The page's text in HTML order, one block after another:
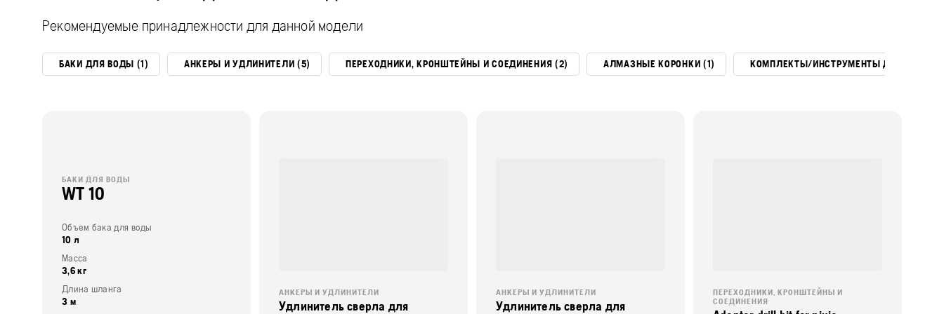
Рекомендуемые принадлежности для данной модели
БАКИ ДЛЯ ВОДЫ (1) АНКЕРЫ И УДЛИНИТЕЛИ (5) ПЕРЕХОДНИКИ, КРОНШТЕЙНЫ И СОЕДИНЕНИЯ (2) АЛМАЗНЫЕ КОРОНКИ (1) КОМПЛЕКТЫ/ИНСТРУМЕНТЫ ДЛЯ
БАКИ ДЛЯ ВОДЫ
WT 10
Объем бака для воды
10 л
Масса
3,6 кг
Длина шланга
3 м
АНКЕРЫ И УДЛИНИТЕЛИ
Удлинитель сверла для
АНКЕРЫ И УДЛИНИТЕЛИ
Удлинитель сверла для
ПЕРЕХОДНИКИ, КРОНШТЕЙНЫ И
СОЕДИНЕНИЯ